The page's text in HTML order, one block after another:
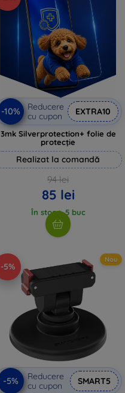
-10%
Reducere
cu cupon
EXTRA10
3mk Silverprotection+ folie de
protecție
Realizat la comandă
94 lei
85 lei
În stoc > 5 buc
-5%
Nou
-5%
Reducere
cu cupon
SMART5